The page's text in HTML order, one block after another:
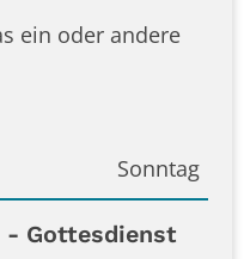
ein oder andere
Sonntag
- Gottesdienst